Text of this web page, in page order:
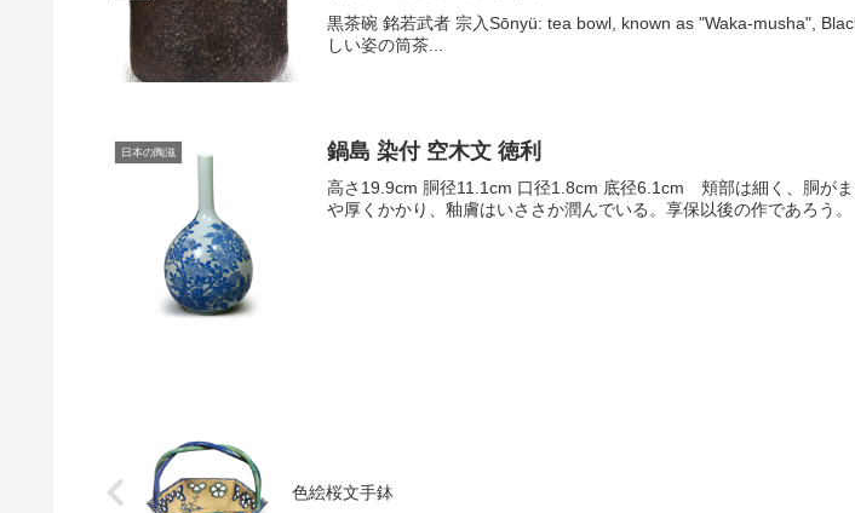
黒茶碗 銘若武者 宗入Sōnyü: tea bowl, known as "Waka-musha",
しい姿の筒茶...
日本の陶滋 鍋島 染付 空木文 徳利
高さ19.9cm 胴径11.1cm 口径1.8cm 底径6.1cm 頬部は細く、胴が
や厚くかかり、釉膚はいささか潤んでいる。享保以後の作であろう。
色絵桜文手鉢